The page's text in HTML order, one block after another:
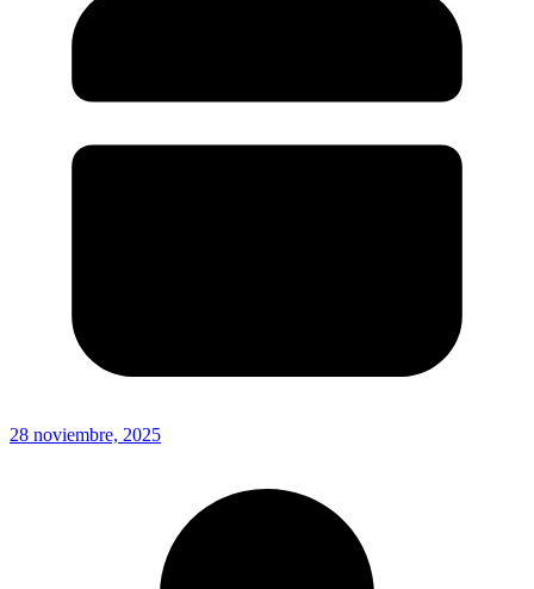
28 noviembre, 2025